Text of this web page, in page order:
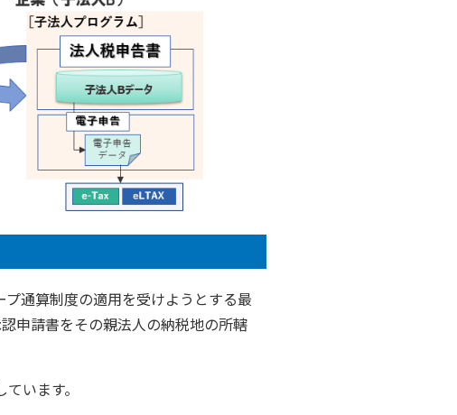
通算制度の適用を受けようとする最
申請書をその親法人の納税地の所轄
います。